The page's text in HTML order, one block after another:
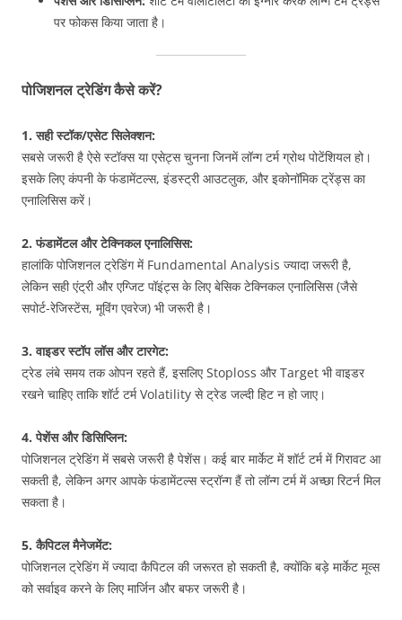
पर फोकस किया जाता है।
पोजिशनल ट्रेडिंग कैसे करें?
1. सही स्टॉक/एसेट सिलेक्शन:
सबसे जरूरी है ऐसे स्टॉक्स या एसेट्स चुनना जिनमें लॉन्ग टर्म ग्रोथ पोटेंशियल हो।
इसके लिए कंपनी के फंडामेंटल्स, इंडस्ट्री आउटलुक, और इकोनॉमिक ट्रेंड्स का
एनालिसिस करें।
2. फंडामेंटल और टेक्निकल एनालिसिस:
हालांकि पोजिशनल ट्रेडिंग में Fundamental Analysis ज्यादा जरूरी है,
लेकिन सही एंट्री और एग्जिट पॉइंट्स के लिए बेसिक टेक्निकल एनालिसिस (जैसे
सपोर्ट-रेजिस्टेंस, मूविंग एवरेज) भी जरूरी है।
3. वाइडर स्टॉप लॉस और टारगेट:
ट्रेड लंबे समय तक ओपन रहते हैं, इसलिए Stoploss और Target भी वाइडर
रखने चाहिए ताकि शॉर्ट टर्म Volatility से ट्रेड जल्दी हिट न हो जाए।
4. पेशेंस और डिसिप्लिन:
पोजिशनल ट्रेडिंग में सबसे जरूरी है पेशेंस। कई बार मार्केट में शॉर्ट टर्म में गिरावट आ
सकती है, लेकिन अगर आपके फंडामेंटल्स स्ट्रॉन्ग हैं तो लॉन्ग टर्म में अच्छा रिटर्न मिल
सकता है।
5. कैपिटल मैनेजमेंट:
पोजिशनल ट्रेडिंग में ज्यादा कैपिटल की जरूरत हो सकती है, क्योंकि बड़े मार्केट मूव्स
को सर्वाइव करने के लिए मार्जिन और बफर जरूरी है।